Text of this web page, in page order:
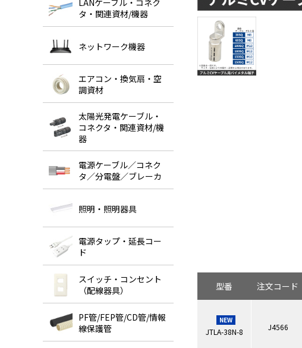
LANケーブル・コネク
タ・関連資材/機器
ネットワーク機器
エアコン・換気扇・空
調資材
太陽光発電ケーブル・
コネクタ・関連資材/機
器
電源ケーブル／コネク
タ／分電盤／ブレーカ
照明・照明器具
電源タップ・延長コー
ド
スイッチ・コンセント
（配線器具）
PF管/FEP管/CD管/情報
線保護管
型番 注文コード
NEW
JTLA-38N-8 J4566